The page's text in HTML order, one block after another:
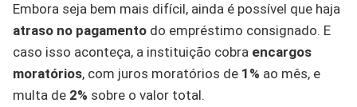
Embora seja bem mais difícil, ainda é possível que haja
atraso no pagamento do empréstimo consignado. E
caso isso aconteça, a instituição cobra encargos
moratórios, com juros moratórios de 1% ao mês, e
multa de 2% sobre o valor total.